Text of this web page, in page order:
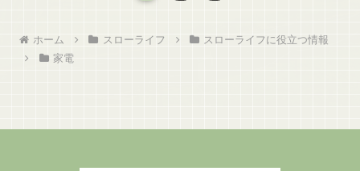
ホーム スローライフ
スローライフに役立つ情報
家電